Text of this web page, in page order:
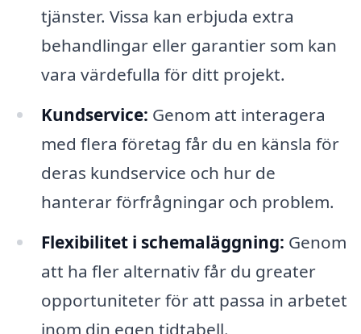
tjänster. Vissa kan erbjuda extra
behandlingar eller garantier som kan
vara värdefulla för ditt projekt.
Kundservice: Genom att interagera
med flera företag får du en känsla för
deras kundservice och hur de
hanterar förfrågningar och problem.
Flexibilitet i schemaläggning: Genom
att ha fler alternativ får du greater
opportuniteter för att passa in arbetet
inom din egen tidtabell.